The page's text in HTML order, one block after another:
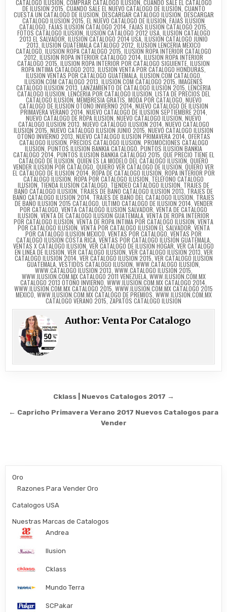
CATALOGO ILUSION COMPRAR CATALOGO ILUSION CUANDO SALE EL CATALOGO
DE ILUSION 2015, CUANDO SALE EL NUEVO CATALOGO DE ILUSION CUANTO
CUESTA UN CATALOGO DE ILUSION DESCARGAR CATALOGO ILUSION,DESCARGAR
CATALOGO ILUSION 2015 EL NUEVO CATALOGO DE ILUSION FAJAS ILUSION
CATALOGO FAJAS ILUSION CATALOGO 2014 FAJAS ILUSION CATALOGO 2015
FOTOS CATALOGO ILUSION ILUSION CATALOGO 2012 USA, ILUSION CATALOGO
2013 EL SALVADOR ILUSION CATALOGO 2014 USA ILUSION CATALOGO JUNIO
2013 ILUSION GUATEMALA CATALOGO 2012 ILUSION LENCERIA MEXICO
CATALOGO ILUSION ROPA CATALOGO 2015 ILUSION ROPA INTERIOR CATALOGO
2012 ILUSION ROPA INTERIOR CATALOGO 2014 ILUSION ROPA INTERIOR
CATALOGO 2015 ILUSION ROPA INTERIOR POR CATALOGO SIGUIENTE ILUSION
ROPA INTIMA CATALOGO 2013 ILUSION VENTA POR CATALOGO HONDURAS
ILUSION VENTAS POR CATALOGO GUATEMALA, ILUSION.COM CATALOGO
ILUSION.COM CATALOGO 2013 ILUSION.COM CATALOGO 2015 IMAGENES
CATALOGO ILUSION 2013 LANZAMIENTO DE CATALOGO ILUSION 2015 LENCERIA
CATALOGO ILUSION LENCERIA POR CATALOGO ILUSION LISTA DE PRECIOS DEL
CATALOGO ILUSION MEMBRESIA GRATIS MODA POR CATALOGO NUEVO
CATALOGO DE ILUSION OTOÑO INVIERNO 2014, NUEVO CATALOGO DE ILUSION
PRIMAVERA VERANO 2014, NUEVO CATALOGO DE ILUSION SEPTIEMBRE 2014,
NUEVO CATALOGO DE ROPA ILUSION NUEVO CATALOGO ILUSION NUEVO
CATALOGO ILUSION 2013 NUEVO CATALOGO ILUSION 2014, NUEVO CATALOGO
ILUSION 2015 NUEVO CATALOGO ILUSION JUNIO 2015 NUEVO CATALOGO ILUSION
OTOÑO INVIERNO 2013 NUEVO CATALOGO ILUSION PRIMAVERA 2014, OFERTAS
CATALOGO ILUSION PRECIOS CATALOGO ILUSION PROMOCIONES CATALOGO
ILUSION PUNTOS ILUSION BANKIA CATALOGO PUNTOS ILUSION BANKIA
CATALOGO 2014, PUNTOS ILUSION BANKIA CATALOGO 2015 QUE PRECIO TIENE EL
CATALOGO DE ILUSION QUIEN ES LA MODELO DEL CATALOGO ILUSION QUIERO
VENDER ILUSION POR CATALOGO QUIERO VER CATALOGO DE ILUSION QUIERO VER
EL CATALOGO DE ILUSION 2014, ROPA DE CATALOGO ILUSION ROPA INTERIOR POR
CATALOGO ILUSION ROPA POR CATALOGO ILUSION TELEFONO CATALOGO
ILUSION TIENDA ILUSION CATALOGO TIENDEO CATALOGO ILUSION TRAJES DE
BAÑO CATALOGO ILUSION TRAJES DE BAÑO CATALOGO ILUSION 2013 TRAJES DE
BAÑO CATALOGO ILUSION 2014 TRAJES DE BAÑO DEL CATALOGO ILUSION TRAJES
DE BAÑO ILUSION 2015 CATALOGO ULTIMO CATALOGO DE ILUSION 2014,VENDER
POR CATALOGO VENTA CATALOGO ILUSION SALVADOR VENTA DE CATALOGO
ILUSION VENTA DE CATALOGO ILUSION GUATEMALA VENTA DE ROPA INTERIOR
POR CATALOGO ILUSION VENTA DE ROPA INTIMA POR CATALOGO ILUSION VENTA
POR CATALOGO ILUSION VENTA POR CATALOGO ILUSION EL SALVADOR VENTA
POR CATALOGO ILUSION MEXICO VENTAS POR CATALOGO VENTAS POR
CATALOGO ILUSION COSTA RICA, VENTAS POR CATALOGO ILUSION GUATEMALA,
VENTAS X CATALOGO ILUSION VER CATALOGO DE ILUSION HOGAR VER CATALOGO
EN LINEA DE ILUSION VER CATALOGO ILUSION VER CATALOGO ILUSION 2013 VER
CATALOGO ILUSION 2014, VER CATALOGO ILUSION 2015 VER CATALOGO ILUSION
GUATEMALA VESTIDOS CATALOGO ILUSION WWW.CATALOGO ILUSIÓN
WWW.CATALOGO ILUSION 2013 WWW.CATALOGO ILUSION 2015
WWW.ILUSION.COM.MX CATALOGO 2011 VENEZUELA, WWW.ILUSION.COM.MX
CATALOGO 2013 OTOÑO INVIERNO WWW.ILUSION.COM.MX CATALOGO 2014
WWW.ILUSION.COM.MX CATALOGO 2015 WWW.ILUSION.COM.MX CATALOGO 2015
MEXICO WWW.ILUSION.COM.MX CATALOGO DE PREMIOS WWW.ILUSION.COM.MX
CATALOGO VERANO 2015 ZAPATOS CATALOGO ILUSION
Author:Venta Por Catalogo
navigation
Cklass | Nuevos Catalogos 2017 →
← Capricho Primavera Verano 2017 Nuevos Catalogos para
Vender
Oro
Razones Para Vender Oro
Catalogos USA
Nuestras Marcas de Catalogos
Andrea
Ilusion
Cklass
Mundo Terra
SCPakar